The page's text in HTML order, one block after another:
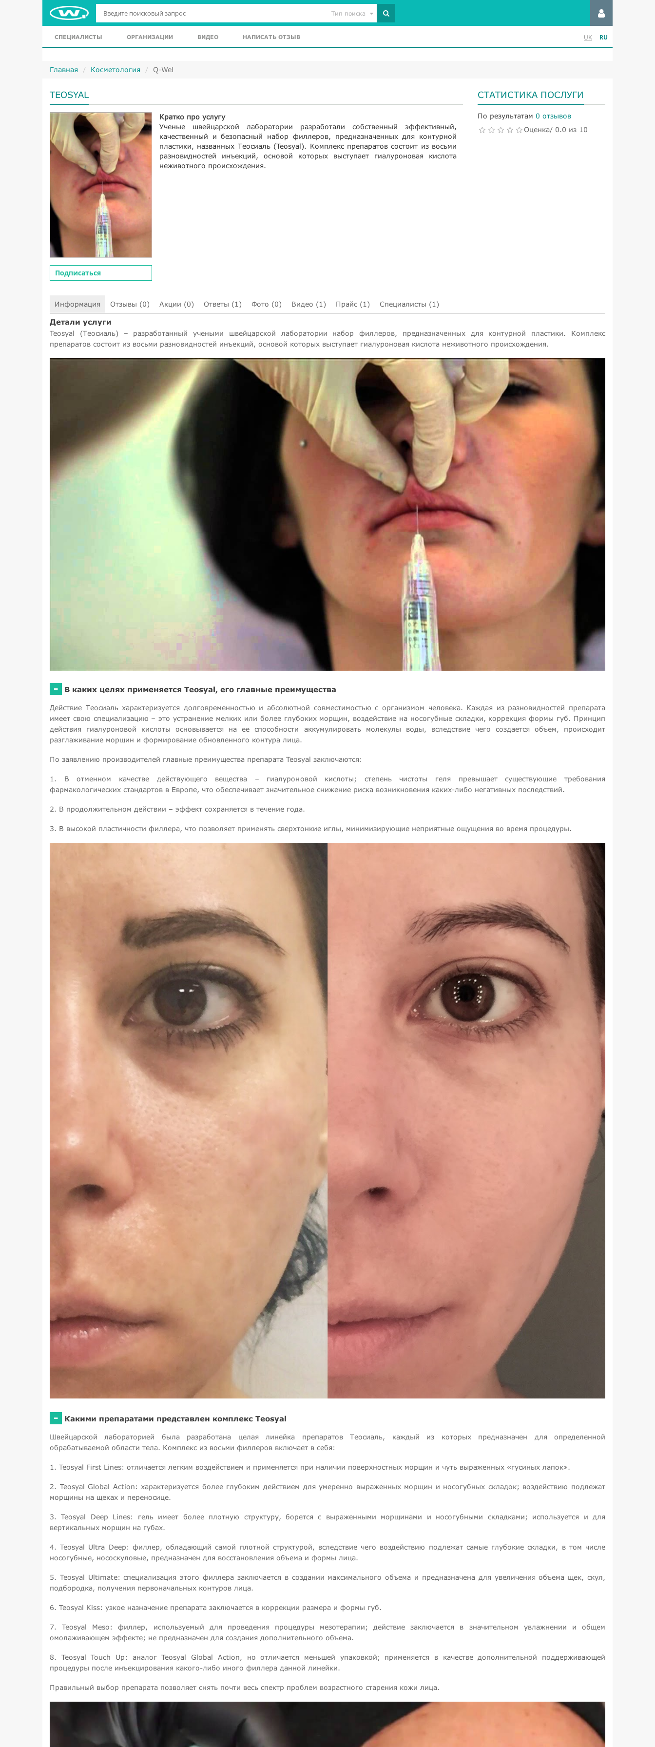
Тип поиска
СПЕЦИАЛИСТЫ ОРГАНИЗАЦИИ ВИДЕО НАПИСАТЬ ОТЗЫВ UK RU
Главная Косметология Q-Wel
TEOSYAL
Подписаться
Кратко про услугу
Ученые швейцарской лаборатории разработали собственный эффективный,
качественный и безопасный набор филлеров, предназначенных для контурной
пластики, названных Теосиаль (Teosyal). Комплекс препаратов состоит из восьми
разновидностей инъекций, основой которых выступает гиалуроновая кислота
неживотного происхождения.
СТАТИСТИКА ПОСЛУГИ
По результатам 0 отзывов
Оценка/ 0.0 из 10
Информация Отзывы (0) Акции (0) Ответы (1) Фото (0) Видео (1) Прайс (1) Специалисты (1)
Детали услуги
Teosyal (Теосиаль) – разработанный учеными швейцарской лаборатории набор филлеров, предназначенных для контурной пластики. Комплекс
препаратов состоит из восьми разновидностей инъекций, основой которых выступает гиалуроновая кислота неживотного происхождения.
- В каких целях применяется Teosyal, его главные преимущества
Действие Теосиаль характеризуется долговременностью и абсолютной совместимостью с организмом человека. Каждая из разновидностей препарата
имеет свою специализацию – это устранение мелких или более глубоких морщин, воздействие на носогубные складки, коррекция формы губ. Принцип
действия гиалуроновой кислоты основывается на ее способности аккумулировать молекулы воды, вследствие чего создается объем, происходит
разглаживание морщин и формирование обновленного контура лица.
По заявлению производителей главные преимущества препарата Teosyal заключаются:
1. В отменном качестве действующего вещества – гиалуроновой кислоты; степень чистоты геля превышает существующие требования
фармакологических стандартов в Европе, что обеспечивает значительное снижение риска возникновения каких-либо негативных последствий.
2. В продолжительном действии – эффект сохраняется в течение года.
3. В высокой пластичности филлера, что позволяет применять сверхтонкие иглы, минимизирующие неприятные ощущения во время процедуры.
- Какими препаратами представлен комплекс Teosyal
Швейцарской лабораторией была разработана целая линейка препаратов Теосиаль, каждый из которых предназначен для определенной
обрабатываемой области тела. Комплекс из восьми филлеров включает в себя:
1. Teosyal First Lines: отличается легким воздействием и применяется при наличии поверхностных морщин и чуть выраженных «гусиных лапок».
2. Teosyal Global Action: характеризуется более глубоким действием для умеренно выраженных морщин и носогубных складок; воздействию подлежат
морщины на щеках и переносице.
3. Teosyal Deep Lines: гель имеет более плотную структуру, борется с выраженными морщинами и носогубными складками; используется и для
вертикальных морщин на губах.
4. Teosyal Ultra Deep: филлер, обладающий самой плотной структурой, вследствие чего воздействию подлежат самые глубокие складки, в том числе
носогубные, нососкуловые, предназначен для восстановления объема и формы лица.
5. Teosyal Ultimate: специализация этого филлера заключается в создании максимального объема и предназначена для увеличения объема щек, скул,
подбородка, получения первоначальных контуров лица.
6. Teosyal Kiss: узкое назначение препарата заключается в коррекции размера и формы губ.
7. Teosyal Meso: филлер, используемый для проведения процедуры мезотерапии; действие заключается в значительном увлажнении и общем
омолаживающем эффекте; не предназначен для создания дополнительного объема.
8. Teosyal Touch Up: аналог Teosyal Global Action, но отличается меньшей упаковкой; применяется в качестве дополнительной поддерживающей
процедуры после инъекцирования какого-либо иного филлера данной линейки.
Правильный выбор препарата позволяет снять почти весь спектр проблем возрастного старения кожи лица.